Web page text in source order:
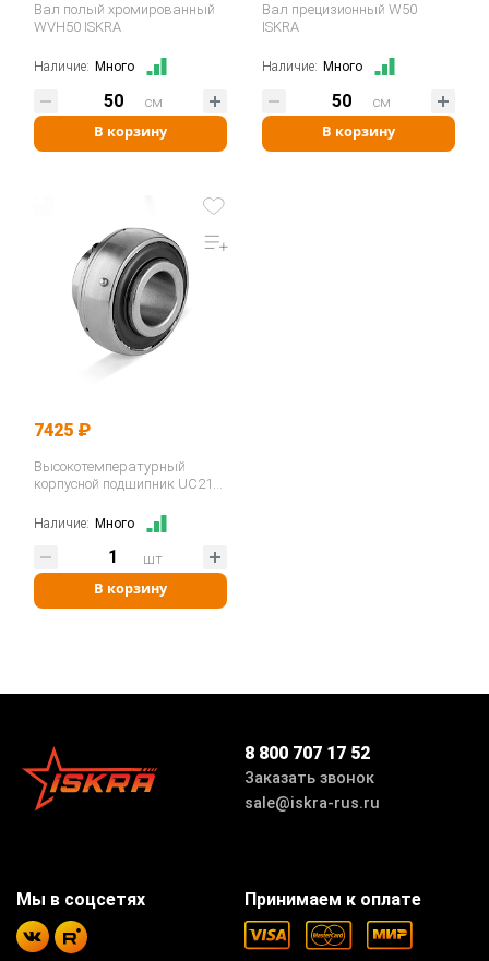
Вал полый хромированный
WVH50 ISKRA
Наличие: Много
В корзину
см
Вал прецизионный W50
ISKRA
Наличие: Много
В корзину
см
7425 ₽
Высокотемпературный
корпусной подшипник UC210
Наличие: Много
В корзину
шт
8 800 707 17 52
Заказать звонок
sale@iskra-rus.ru
Принимаем к оплате
Мы в соцсетях